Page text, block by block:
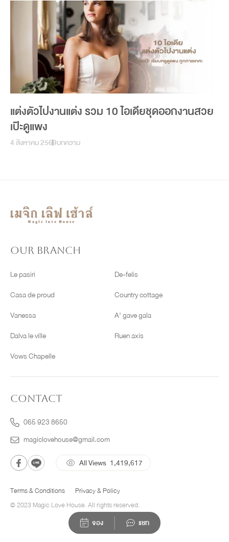
แต่งตัวไปงานแต่ง รวม 10 ไอเดียชุดออกงานสวย
เป๊ะดูแพง
4 สิงหาคม 2569บทความ
จอง แชท
OUR BRANCH
Le pasiri
Casa de proud
Vanessa
Dalva le ville
Vows Chapelle
De-felis
Country cottage
A' gave gala
Ruen axis
CONTACT
065 923 8650
magiclovehouse@gmail.com
All Views 1,419,617
© 2023 Magic Love House. All rights reserved.
Terms & Conditions Privacy & Policy